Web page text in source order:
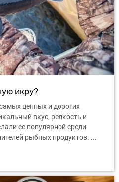
икру?
ценных и дорогих
вкус, редкость и
ее популярной среди
рыбных продуктов. ...